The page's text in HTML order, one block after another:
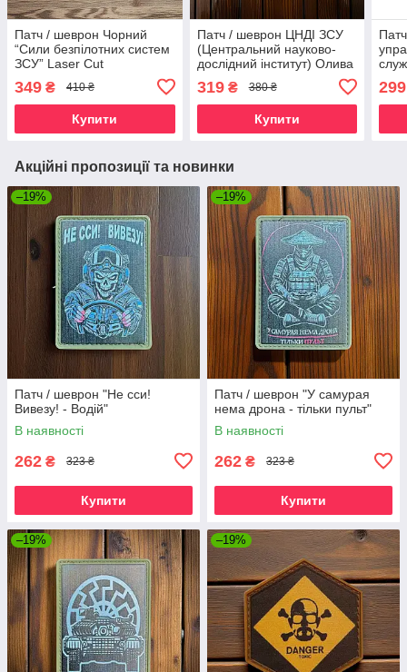
Патч / шеврон Чорний
“Сили безпілотних систем
ЗСУ” Laser Cut
349 ₴ 410 ₴
Купити
Патч / шеврон ЦНДІ ЗСУ
(Центральний науково-
дослідний інститут) Олива
319₴ 380 ₴
Купити
299
Акційні пропозиції та новинки
–19%
Патч / шеврон "Не сси!
Вивезу! - Водій"
В наявності
262 ₴ 323 ₴
Купити
–19%
Патч / шеврон "У самурая
нема дрона - тільки пульт"
В наявності
262 ₴ 323 ₴
Купити
–19% –19%